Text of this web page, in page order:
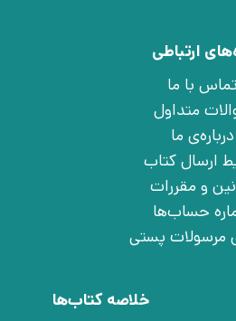
ارتباطی
تماس با ما
متداول
درباره‌ی ما
ارسال کتاب
و مقررات
حساب‌ها
مرسولات پستی
خلاصه کتاب‌ها